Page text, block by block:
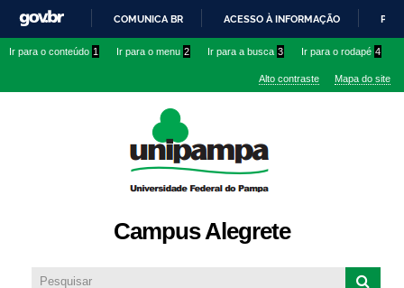
conteúdo
IR
O
COMUNICA BR ACESSO À INFORMAÇÃO
Ir para o conteúdo 1 Ir para o menu 2 Ir para a busca 3 Ir para o rodapé 4
Alto contraste Mapa do site
Campus Alegrete